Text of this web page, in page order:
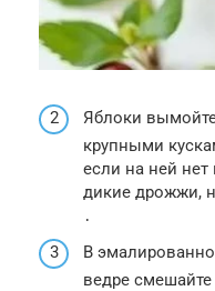
Яблоки
крупными
если на ней
дикие дрожжи,
․
В
ведре